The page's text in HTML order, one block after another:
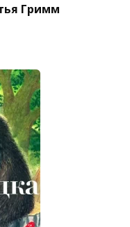
Гримм